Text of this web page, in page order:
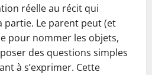
réelle au récit qui
partie. Le parent peut (et
pour nommer les objets,
des questions simples
à s’exprimer. Cette